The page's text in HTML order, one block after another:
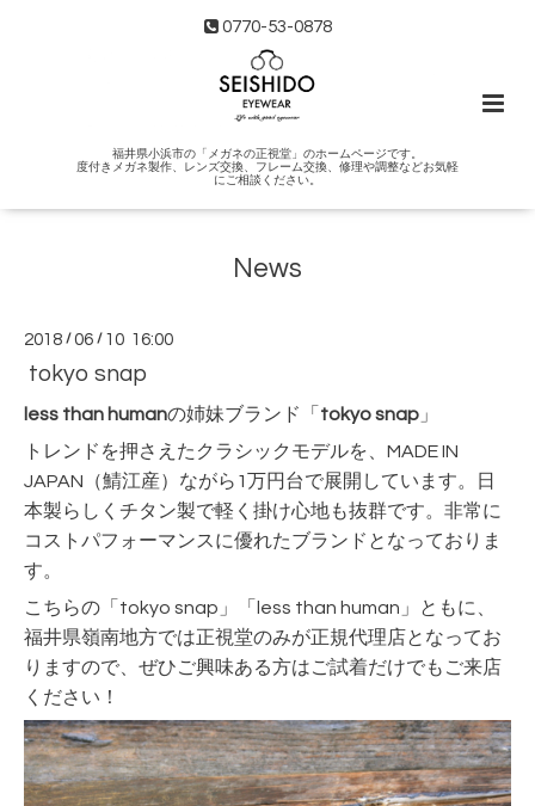
0770-53-0878
福井県小浜市の「メガネの正視堂」のホームページです。
度付きメガネ製作、レンズ交換、フレーム交換、修理や調整などお気軽
にご相談ください。
News
2018 /06 / 10 16:00
tokyo snap
less than humanの姉妹ブランド「 tokyo snap 」
トレンドを押さえたクラシックモデルを、MADE IN
JAPAN（鯖江産）ながら1万円台で展開しています。日
本製らしくチタン製で軽く掛け心地も抜群です。非常に
コストパフォーマンスに優れたブランドとなっておりま
す。
こちらの「tokyo snap」「less than human」ともに、
福井県嶺南地方では正視堂のみが正規代理店となってお
りますので、ぜひご興味ある方はご試着だけでもご来店
ください！